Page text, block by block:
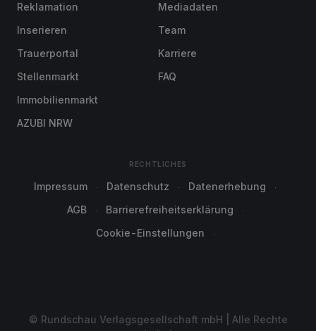
Reklamation
Inserieren
Trauerportal
Stellenmarkt
Immobilienmarkt
AZUBI NRW
Mediadaten
Team
Karriere
FAQ
RECHTLICHES
Impressum Datenschutz
Datenerhebung
AGB
Barrierefreiheitserklärung
Cookie-Einstellungen
© Rundschau Verlagsgesellschaft mbH | Alle Rechte